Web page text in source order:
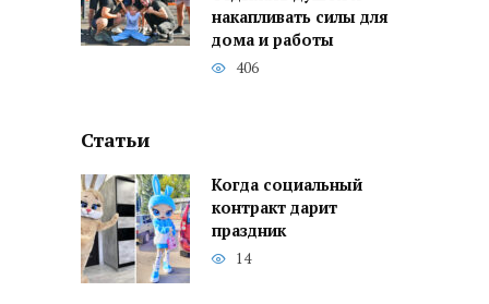
накапливать силы для
дома и работы
406
Статьи
Когда социальный
контракт дарит
праздник
14